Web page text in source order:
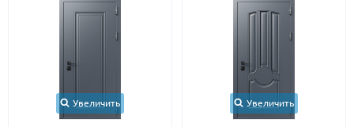
Увеличить Увеличить